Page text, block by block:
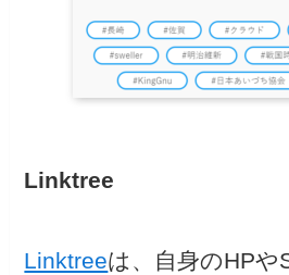
Linktree
Linktreeは、自身のHPや